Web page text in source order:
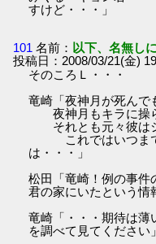
すけど・・・」
101 名前： 以下、名無し
投稿日：2008/03/21(金)
そのころＬ・・・
竜崎「夜神月が死んで
夜神月もキラに操
それとも元々彼は
これではいつまで
は・・・」
松田「竜崎！例の事件
君の家にいたという情
竜崎「・・・期待は薄
を調べて見てください」